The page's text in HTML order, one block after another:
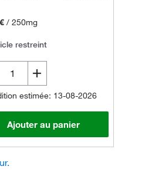
/250mg
restreint
estimée: 13-08-2026
Ajouter au panier